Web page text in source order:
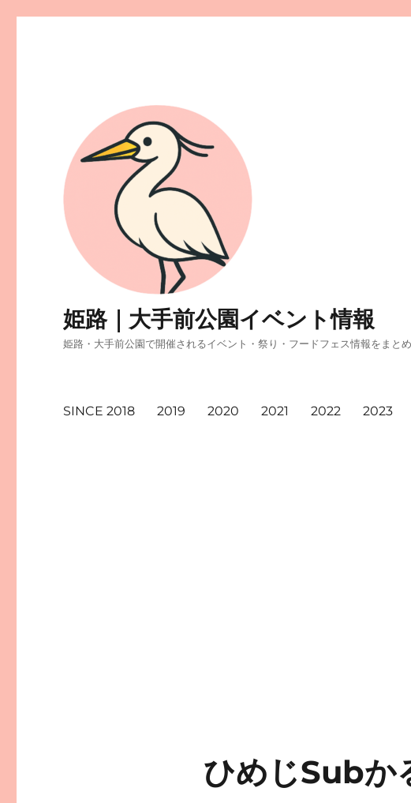
姫路｜大手前公園イベント情報
姫路・大手前公園で開催されるイベント・祭り・フードフェス情報をまとめ
SINCE 2018 2019 2020 2021 2022 2023
ひめじSub